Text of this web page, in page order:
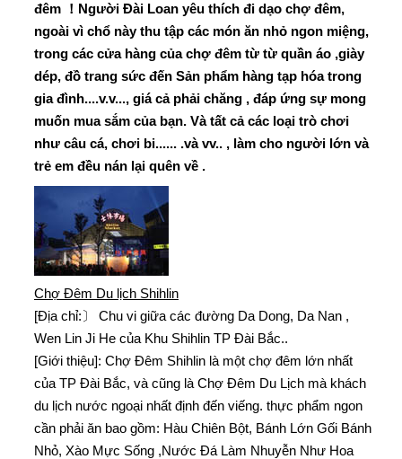
đêm ！ Người Đài Loan yêu thích đi dạo chợ đêm,
ngoài vì chổ này thu tập các món ăn nhỏ ngon miệng,
trong các cửa hàng của chợ đêm từ từ quần áo ,giày
dép, đồ trang sức đến Sản phẩm hàng tạp hóa trong
gia đình....v.v..., giá cả phải chăng , đáp ứng sự mong
muốn mua sắm của bạn. Và tất cả các loại trò chơi
như câu cá, chơi bi...... .và vv.. , làm cho người lớn và
trẻ em đều nán lại quên về .
Chợ Đêm Du lịch Shihlin
[Địa chỉ:〕 Chu vi giữa các đường Da Dong, Da Nan ,
Wen Lin Ji He của Khu Shihlin TP Đài Bắc..
[Giới thiệu]: Chợ Đêm Shihlin là một chợ đêm lớn nhất
của TP Đài Bắc, và cũng là Chợ Đêm Du Lịch mà khách
du lịch nước ngoại nhất định đến viếng. thực phẩm ngon
cần phải ăn bao gồm: Hàu Chiên Bột, Bánh Lớn Gối Bánh
Nhỏ, Xào Mực Sống ,Nước Đá Làm Nhuyễn Như Hoa